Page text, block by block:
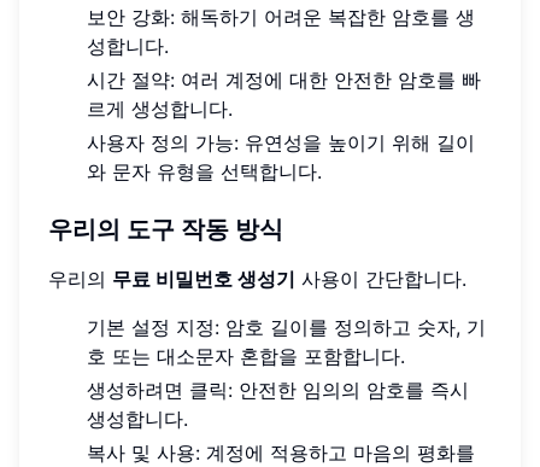
보안 강화: 해독하기 어려운 복잡한 암호를 생
성합니다.
시간 절약: 여러 계정에 대한 안전한 암호를 빠
르게 생성합니다.
사용자 정의 가능: 유연성을 높이기 위해 길이
와 문자 유형을 선택합니다.
우리의 도구 작동 방식
우리의 무료 비밀번호 생성기 사용이 간단합니다.
기본 설정 지정: 암호 길이를 정의하고 숫자, 기
호 또는 대소문자 혼합을 포함합니다.
생성하려면 클릭: 안전한 임의의 암호를 즉시
생성합니다.
복사 및 사용: 계정에 적용하고 마음의 평화를